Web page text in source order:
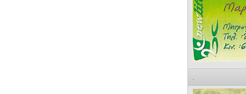
.